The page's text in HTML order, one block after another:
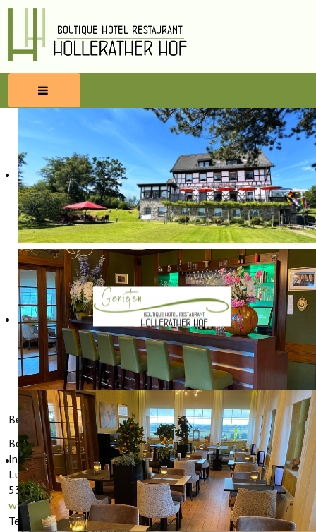
RESERVEREN
ETEN & DRINKEN
WELLNESS
OMGEVING
BLOG
IMPRESSUM
Betreiber dieser Webseite gemäß § 5 TMG ist:
Boutique Hotel Hollerather Hof
Inhaber Herr Auke Beetstra
Luxemburger Straße 44
53940 Hellenthal-Hollerath
www.holleratherhof.com
Tel: 0049 (2482) 7117